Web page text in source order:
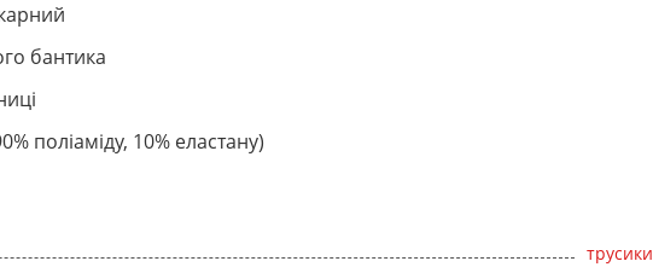
бантика
поліаміду, 10% еластану)
трусики